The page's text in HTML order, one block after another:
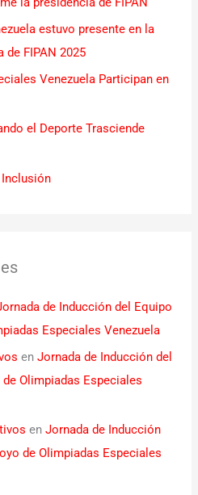
estuvo presente en la
de FIPAN 2025
Venezuela Participan en
el Deporte Trasciende
Inclusión
de Inducción del Equipo
Especiales Venezuela
enJornada de Inducción del
Olimpiadas Especiales
enJornada de Inducción
de Olimpiadas Especiales